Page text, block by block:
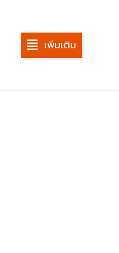
เพิ่มเติม